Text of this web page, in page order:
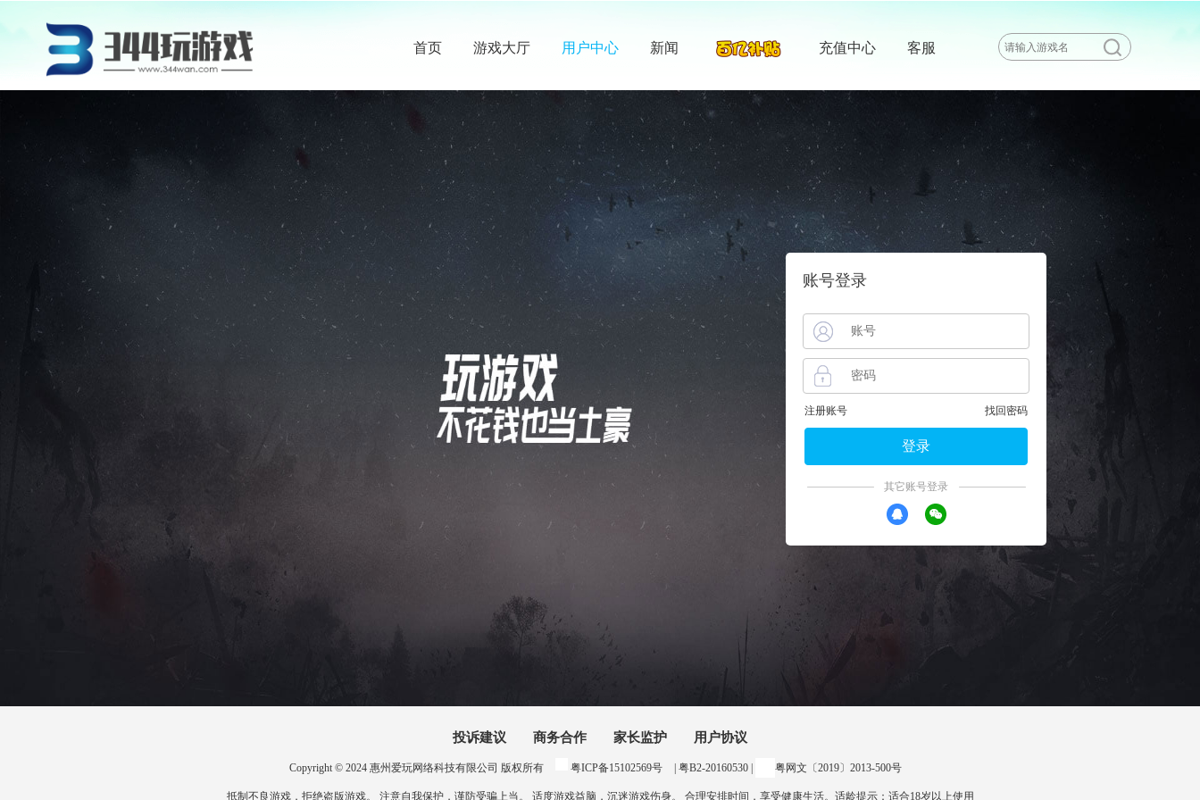
首页 游戏大厅 用户中心 新闻 充值中心 客服
账号登录
注册账号 找回密码
登录
其它账号登录
投诉建议 商务合作 家长监护 用户协议
Copyright © 2024 惠州爱玩网络科技有限公司 版权所有 粤ICP备15102569号 | 粤B2-20160530 | 粤网文〔2019〕2013-500号
抵制不良游戏，拒绝盗版游戏。 注意自我保护，谨防受骗上当。 适度游戏益脑，沉迷游戏伤身。 合理安排时间，享受健康生活。适龄提示：适合18岁以上使用